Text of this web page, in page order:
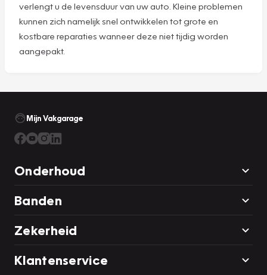
verlengt u de levensduur van uw auto. Kleine problemen
kunnen zich namelijk snel ontwikkelen tot grote en
kostbare reparaties wanneer deze niet tijdig worden
aangepakt.
Mijn Vakgarage
Onderhoud
Banden
Zekerheid
Klantenservice